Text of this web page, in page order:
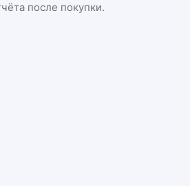
после покупки.